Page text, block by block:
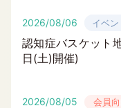
2026/08/06 イベン
認知症バスケット
日(土)開催)
2026/08/05 会員